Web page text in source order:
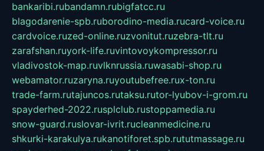
bankaribi.rubandamn.rubigfatcc.ru
blagodarenie-spb.ruborodino-media.rucard-voice.ru
cardvoice.ruzed-online.ruzvonitut.ruzebra-tlt.ru
zarafshan.ruyork-life.ruvintovoykompressor.ru
vladivostok-map.ruvlknrussia.ruwasabi-shop.ru
webamator.ruzaryna.ruyoutubefree.rux-ton.ru
trade-farm.rutajuncos.rutaksu.rutor-lyubov-i-grom.ru
spayderhed-2022.rusplclub.rustoppamedia.ru
snow-guard.ruslovar-ivrit.rucleanmedicine.ru
shkurki-karakulya.rukanotiforet.spb.rututmassage.ru